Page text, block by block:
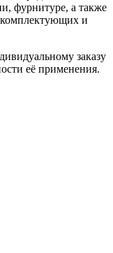
фурнитуре, а также
и
заказу
её применения.